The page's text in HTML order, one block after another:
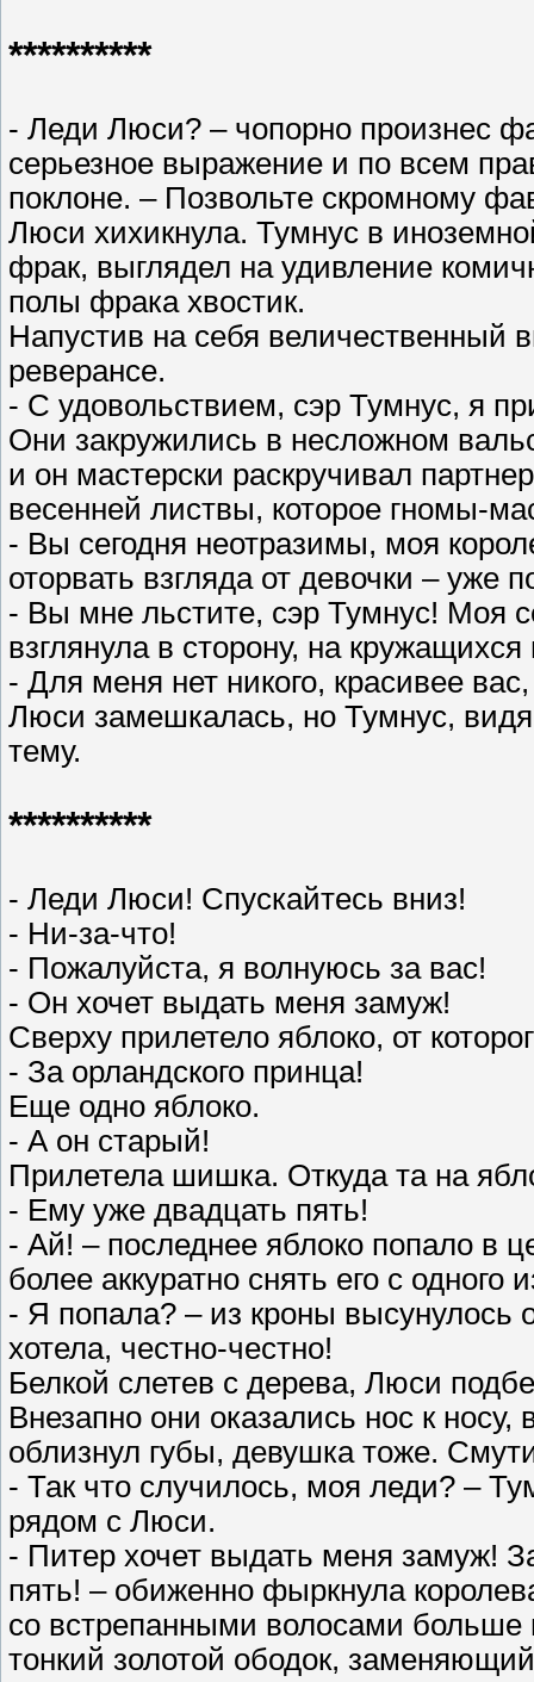
**********
- Леди Люси? – чопорно произнес
серьезное выражение и по всем
поклоне. – Позвольте скромному
Люси хихикнула. Тумнус в
фрак, выглядел на удивление
полы фрака хвостик.
Напустив на себя величественный
реверансе.
- С удовольствием, сэр Тумнус, я
Они закружились в несложном
и он мастерски раскручивал
весенней листвы, которое гномы-
- Вы сегодня неотразимы, моя
оторвать взгляда от девочки – уже
- Вы мне льстите, сэр Тумнус! Моя
взглянула в сторону, на
- Для меня нет никого, красивее
Люси замешкалась, но Тумнус,
тему.
**********
- Леди Люси! Спускайтесь вниз!
- Ни-за-что!
- Пожалуйста, я волнуюсь за вас!
- Он хочет выдать меня замуж!
Сверху прилетело яблоко, от
- За орландского принца!
Еще одно яблоко.
- А он старый!
Прилетела шишка. Откуда та на
- Ему уже двадцать пять!
- Ай! – последнее яблоко попало в
более аккуратно снять его с одного
- Я попала? – из кроны высунулось
хотела, честно-честно!
Белкой слетев с дерева, Люси
Внезапно они оказались нос к
облизнул губы, девушка тоже.
- Так что случилось, моя леди? –
рядом с Люси.
- Питер хочет выдать меня замуж!
пять! – обиженно фыркнула
со встрепанными волосами больше
тонкий золотой ободок,